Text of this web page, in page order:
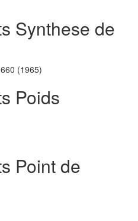
Synthese de
(1965)
Poids
Point de